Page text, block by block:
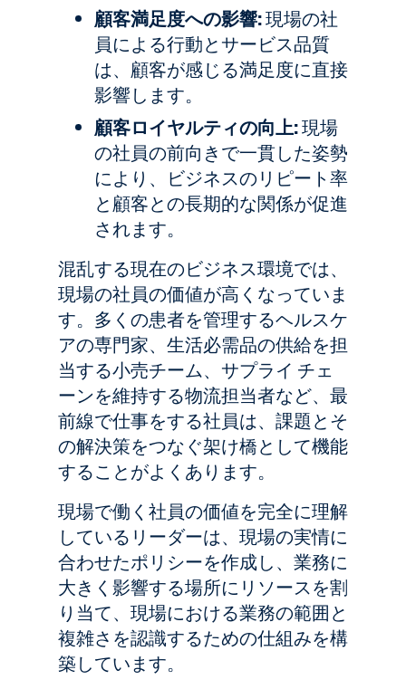
顧客満足度への影響:現場の社
員による行動とサービス品質
は、顧客が感じる満足度に直接
影響します。
顧客ロイヤルティの向上:現場
の社員の前向きで一貫した姿勢
により、ビジネスのリピート率
と顧客との長期的な関係が促進
されます。
混乱する現在のビジネス環境では、
現場の社員の価値が高くなっていま
す。多くの患者を管理するヘルスケ
アの専門家、生活必需品の供給を担
当する小売チーム、サプライ チェ
ーンを維持する物流担当者など、最
前線で仕事をする社員は、課題とそ
の解決策をつなぐ架け橋として機能
することがよくあります。
現場で働く社員の価値を完全に理解
しているリーダーは、現場の実情に
合わせたポリシーを作成し、業務に
大きく影響する場所にリソースを割
り当て、現場における業務の範囲と
複雑さを認識するための仕組みを構
築しています。